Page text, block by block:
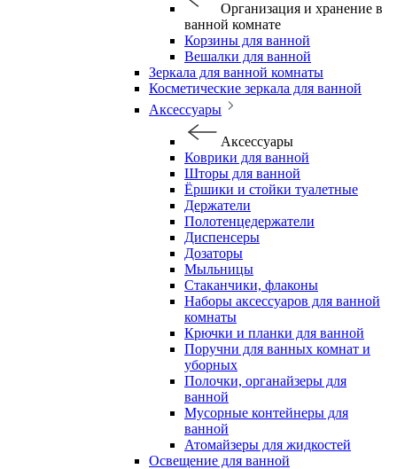
Организация и хранение в
ванной комнате
Корзины для ванной
Вешалки для ванной
Зеркала для ванной комнаты
Косметические зеркала для ванной
Аксессуары
Аксессуары
Коврики для ванной
Шторы для ванной
Ёршики и стойки туалетные
Держатели
Полотенцедержатели
Диспенсеры
Дозаторы
Мыльницы
Стаканчики, флаконы
Наборы аксессуаров для ванной
комнаты
Крючки и планки для ванной
Поручни для ванных комнат и
уборных
Полочки, органайзеры для
ванной
Мусорные контейнеры для
ванной
Атомайзеры для жидкостей
Освещение для ванной